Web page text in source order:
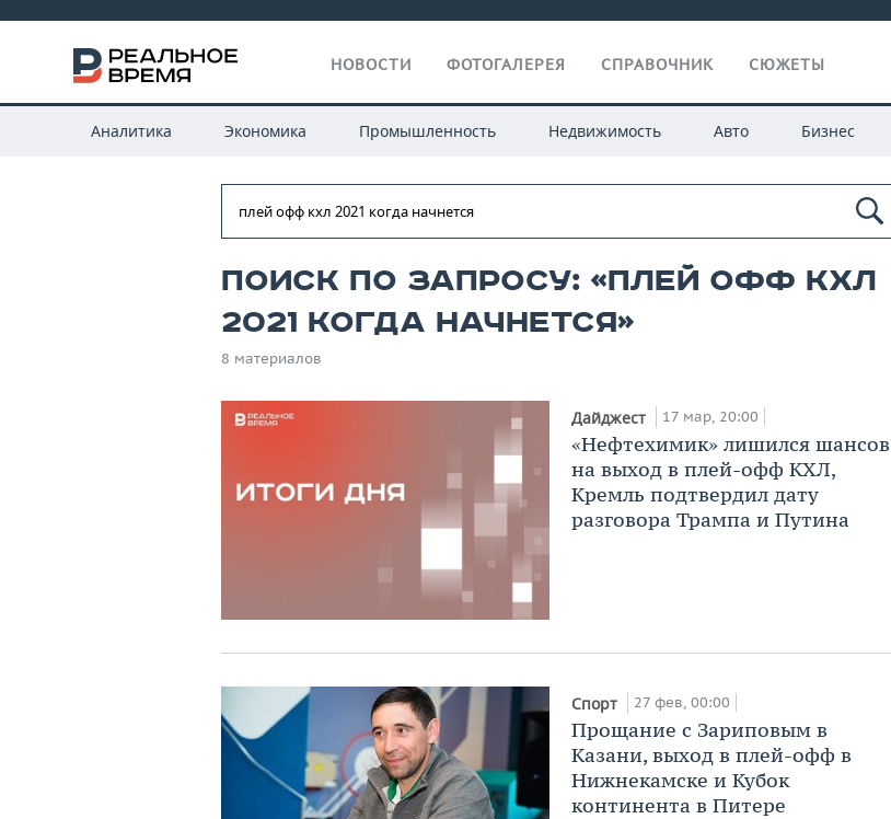
НОВОСТИ ФОТОГАЛЕРЕЯ СПРАВОЧНИК СЮЖЕТЫ
Аналитика Экономика Промышленность Недвижимость Авто Бизнес
Поиск по запросу: «плей офф кхл
2021 когда начнется»
8 материалов
Дайджест 17 мар, 20:00
«Нефтехимик» лишился шансов
на выход в плей-офф КХЛ,
Кремль подтвердил дату
разговора Трампа и Путина
Спорт 27 фев, 00:00
Прощание с Зариповым в
Казани, выход в плей-офф в
Нижнекамске и Кубок
континента в Питере